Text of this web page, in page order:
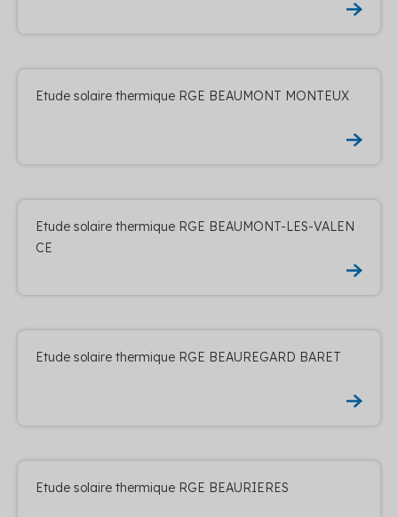
Etude solaire thermique RGE BEAUMONT MONTEUX
Etude solaire thermique RGE BEAUMONT-LES-VALEN
CE
Etude solaire thermique RGE BEAUREGARD BARET
Etude solaire thermique RGE BEAURIERES